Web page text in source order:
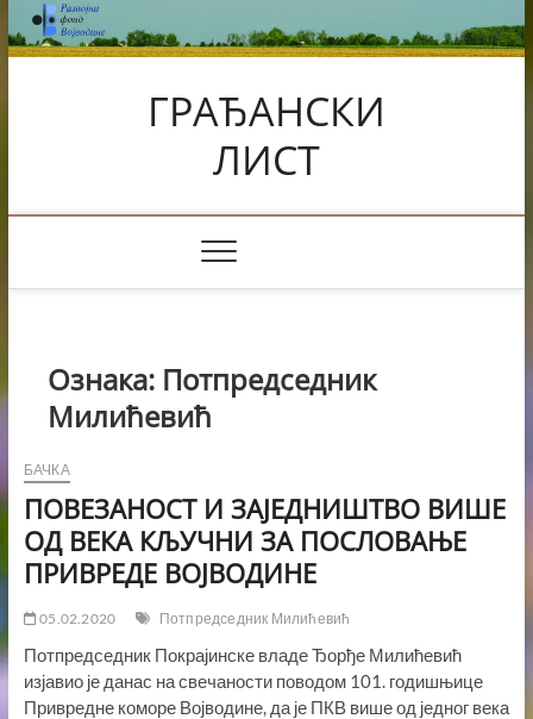
Skip
to
content
ГРАЂАНСКИ
ЛИСТ
Ознака: Потпредседник
Милићевић
БАЧКА
ПОВЕЗАНОСТ И ЗАЈЕДНИШТВО ВИШЕ
ОД ВЕКА КЉУЧНИ ЗА ПОСЛОВАЊЕ
ПРИВРЕДЕ ВОЈВОДИНЕ
05.02.2020 Потпредседник Милићевић
Потпредседник Покрајинске владе Ђорђе Милићевић
изјавио је данас на свечаности поводом 101. годишњице
Привредне коморе Војводине, да је ПКВ више од једног века